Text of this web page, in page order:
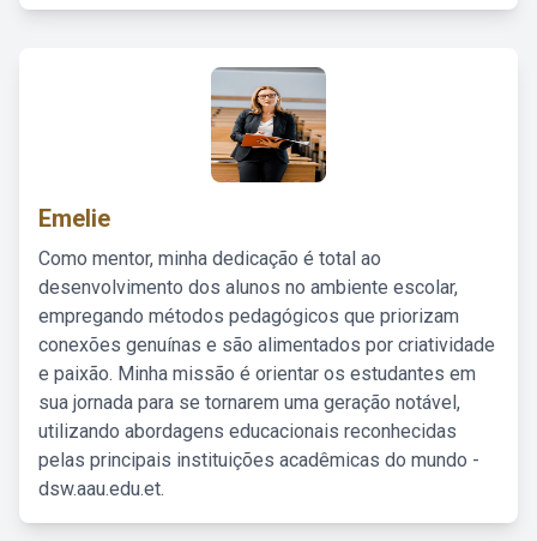
Emelie
Como mentor, minha dedicação é total ao
desenvolvimento dos alunos no ambiente escolar,
empregando métodos pedagógicos que priorizam
conexões genuínas e são alimentados por criatividade
e paixão. Minha missão é orientar os estudantes em
sua jornada para se tornarem uma geração notável,
utilizando abordagens educacionais reconhecidas
pelas principais instituições acadêmicas do mundo -
dsw.aau.edu.et.